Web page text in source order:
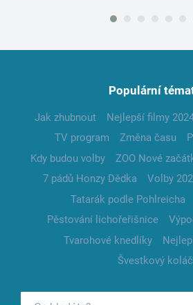
Populární
Jak zhubnout Nejlepší filmy
TV program
Změna času
Kdy budou volby
ZOO Nové
7 pádů Honzy Dědka
Volby
Tatarák podle Pohlreicha
Pěstování lichořeřišnice
Tvarohové knedlíky
Švestkový koláč